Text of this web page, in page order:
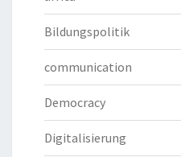
Bildungspolitik
communication
Democracy
Digitalisierung